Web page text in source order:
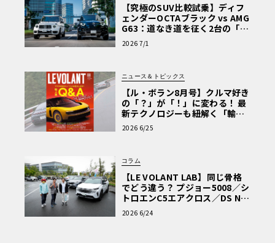
【究極のSUV比較試乗】ディフ
ェンダーOCTAブラック vs AMG
G63：道なき道を征く2台の「対
極的アプローチ」
2026 7/1
ニュース＆トピックス
【ル・ボラン8月号】クルマ好き
の「？」が「！」に変わる！ 最
新テクノロジーも紐解く「輸入
車Q&A」
2026 6/25
コラム
【LE VOLANT LAB】同じ骨格
でどう違う？ プジョー5008／シ
トロエンC5エアクロス／DS Nº4
読者一気乗りレポート
2026 6/24